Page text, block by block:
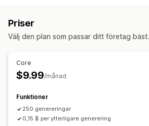
Inbäddad visning
Priser
Välj den plan som passar ditt företag bäst.
Core
$9.99/månad
Funktioner
250 genereringar
0,15 $ per ytterligare generering